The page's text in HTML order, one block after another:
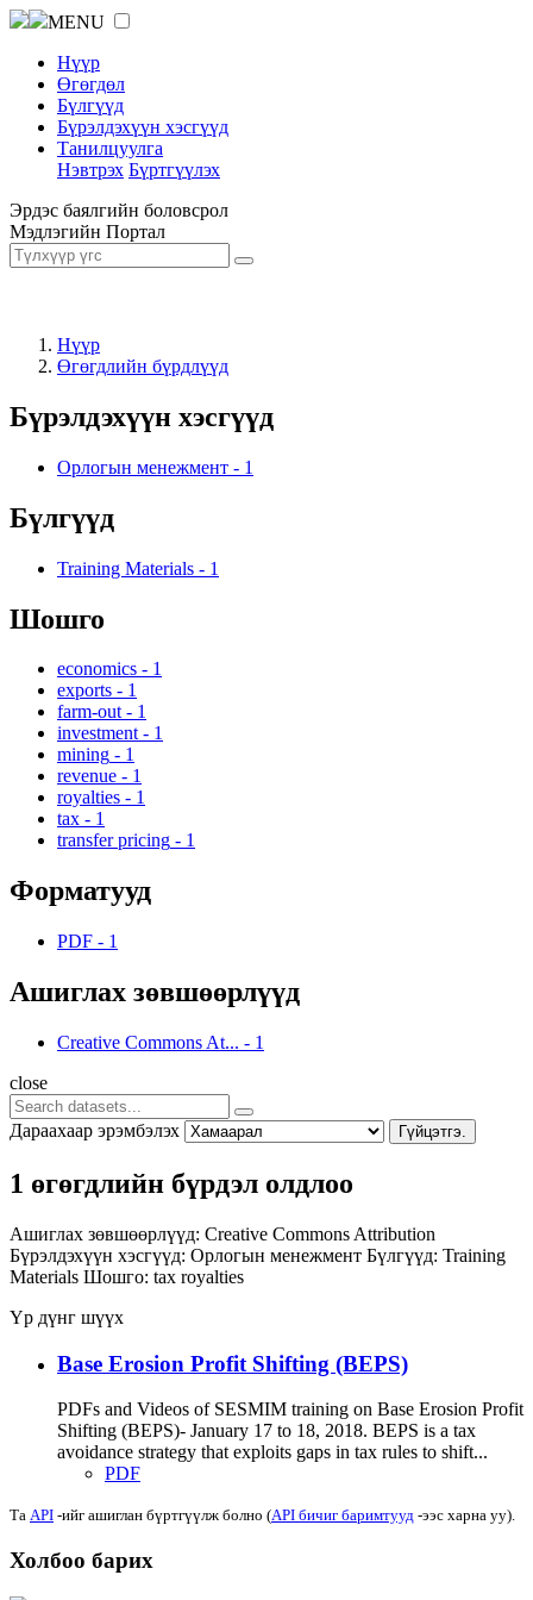
MENU
Нүүр
Өгөгдөл
Бүлгүүд
Бүрэлдэхүүн хэсгүүд
Танилцуулга
Нэвтрэх Бүртгүүлэх
Эрдэс баялгийн боловсрол
Мэдлэгийн Портал
Нүүр
Өгөгдлийн бүрдлүүд
Бүрэлдэхүүн хэсгүүд
Орлогын менежмент - 1
Бүлгүүд
Training Materials - 1
Шошго
economics - 1
exports - 1
farm-out - 1
investment - 1
mining - 1
revenue - 1
royalties - 1
tax - 1
transfer pricing - 1
Форматууд
PDF - 1
Ашиглах зөвшөөрлүүд
Creative Commons At... - 1
close
Дараахаар эрэмбэлэх Гүйцэтгэ.
1 өгөгдлийн бүрдэл олдлоо
Ашиглах зөвшөөрлүүд: Creative Commons Attribution
Бүрэлдэхүүн хэсгүүд: Орлогын менежмент Бүлгүүд: Training
Materials Шошго: tax royalties
Үр дүнг шүүх
Base Erosion Profit Shifting (BEPS)
PDFs and Videos of SESMIM training on Base Erosion Profit
Shifting (BEPS)- January 17 to 18, 2018. BEPS is a tax
avoidance strategy that exploits gaps in tax rules to shift...
PDF
Та API -ийг ашиглан бүртгүүлж болно (API бичиг баримтууд -ээс харна уу).
Холбоо барих